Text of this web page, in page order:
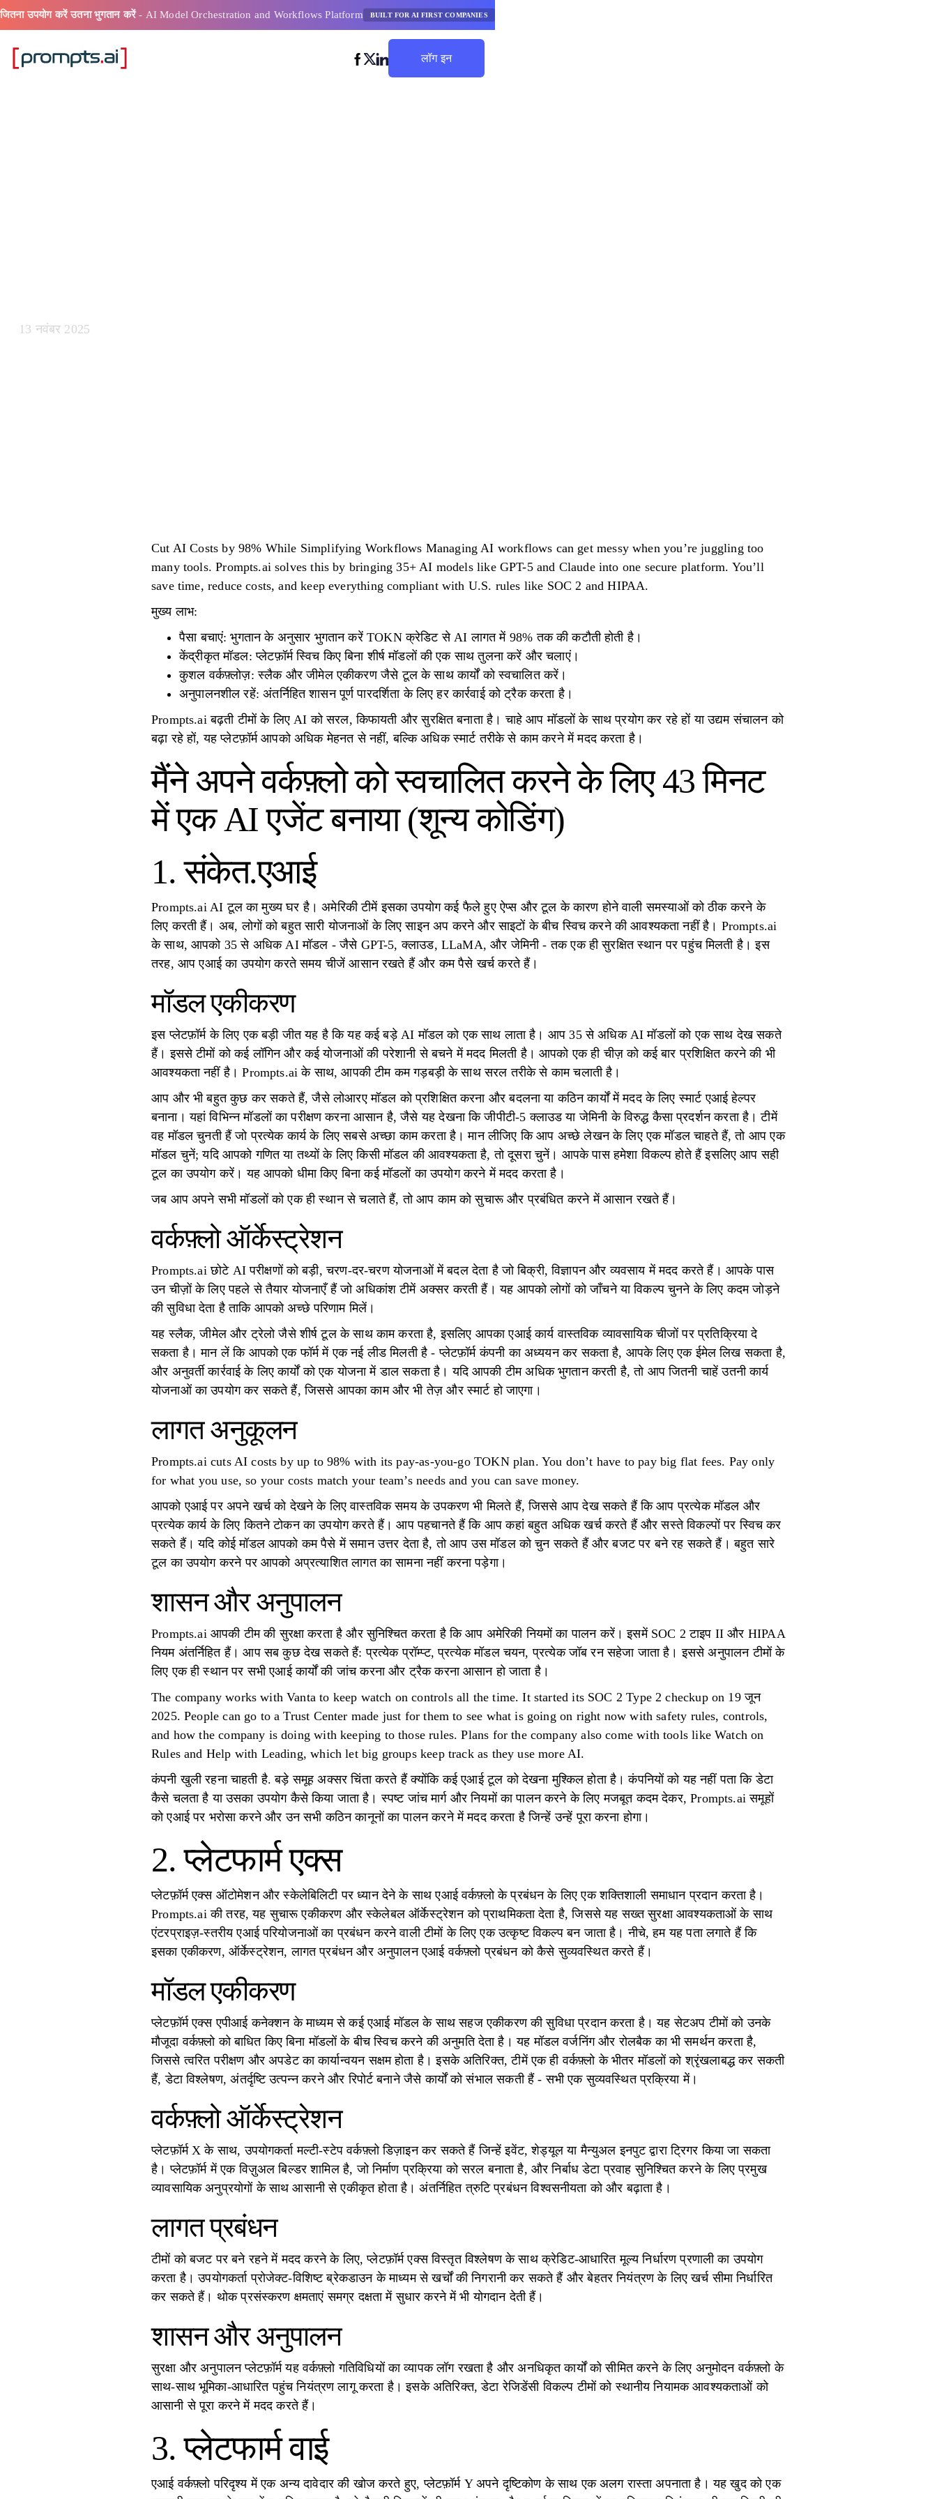
जितना उपयोग करें उतना भुगतान करें- AI Model Orchestration and Workflows Platform BUILT FOR AI FIRST COMPANIES
लॉग इन
13 नवंबर 2025
Cut AI Costs by 98% While Simplifying Workflows Managing AI workflows can get messy when you’re juggling too
many tools. Prompts.ai solves this by bringing 35+ AI models like GPT-5 and Claude into one secure platform. You’ll
save time, reduce costs, and keep everything compliant with U.S. rules like SOC 2 and HIPAA.
मुख्य लाभ:
पैसा बचाएं: भुगतान के अनुसार भुगतान करें TOKN क्रेडिट से AI लागत में 98% तक की कटौती होती है।
केंद्रीकृत मॉडल: प्लेटफ़ॉर्म स्विच किए बिना शीर्ष मॉडलों की एक साथ तुलना करें और चलाएं।
कुशल वर्कफ़्लोज़: स्लैक और जीमेल एकीकरण जैसे टूल के साथ कार्यों को स्वचालित करें।
अनुपालनशील रहें: अंतर्निहित शासन पूर्ण पारदर्शिता के लिए हर कार्रवाई को ट्रैक करता है।
Prompts.ai बढ़ती टीमों के लिए AI को सरल, किफायती और सुरक्षित बनाता है। चाहे आप मॉडलों के साथ प्रयोग कर रहे हों या उद्यम संचालन को
बढ़ा रहे हों, यह प्लेटफ़ॉर्म आपको अधिक मेहनत से नहीं, बल्कि अधिक स्मार्ट तरीके से काम करने में मदद करता है।
मैंने अपने वर्कफ़्लो को स्वचालित करने के लिए 43 मिनट
में एक AI एजेंट बनाया (शून्य कोडिंग)
1. संकेत.एआई
Prompts.ai AI टूल का मुख्य घर है। अमेरिकी टीमें इसका उपयोग कई फैले हुए ऐप्स और टूल के कारण होने वाली समस्याओं को ठीक करने के
लिए करती हैं। अब, लोगों को बहुत सारी योजनाओं के लिए साइन अप करने और साइटों के बीच स्विच करने की आवश्यकता नहीं है। Prompts.ai
के साथ, आपको 35 से अधिक AI मॉडल - जैसे GPT-5, क्लाउड, LLaMA, और जेमिनी - तक एक ही सुरक्षित स्थान पर पहुंच मिलती है। इस
तरह, आप एआई का उपयोग करते समय चीजें आसान रखते हैं और कम पैसे खर्च करते हैं।
मॉडल एकीकरण
इस प्लेटफ़ॉर्म के लिए एक बड़ी जीत यह है कि यह कई बड़े AI मॉडल को एक साथ लाता है। आप 35 से अधिक AI मॉडलों को एक साथ देख सकते
हैं। इससे टीमों को कई लॉगिन और कई योजनाओं की परेशानी से बचने में मदद मिलती है। आपको एक ही चीज़ को कई बार प्रशिक्षित करने की भी
आवश्यकता नहीं है। Prompts.ai के साथ, आपकी टीम कम गड़बड़ी के साथ सरल तरीके से काम चलाती है।
आप और भी बहुत कुछ कर सकते हैं, जैसे लोआरए मॉडल को प्रशिक्षित करना और बदलना या कठिन कार्यों में मदद के लिए स्मार्ट एआई हेल्पर
बनाना। यहां विभिन्न मॉडलों का परीक्षण करना आसान है, जैसे यह देखना कि जीपीटी-5 क्लाउड या जेमिनी के विरुद्ध कैसा प्रदर्शन करता है। टीमें
वह मॉडल चुनती हैं जो प्रत्येक कार्य के लिए सबसे अच्छा काम करता है। मान लीजिए कि आप अच्छे लेखन के लिए एक मॉडल चाहते हैं, तो आप एक
मॉडल चुनें; यदि आपको गणित या तथ्यों के लिए किसी मॉडल की आवश्यकता है, तो दूसरा चुनें। आपके पास हमेशा विकल्प होते हैं इसलिए आप सही
टूल का उपयोग करें। यह आपको धीमा किए बिना कई मॉडलों का उपयोग करने में मदद करता है।
जब आप अपने सभी मॉडलों को एक ही स्थान से चलाते हैं, तो आप काम को सुचारू और प्रबंधित करने में आसान रखते हैं।
वर्कफ़्लो ऑर्केस्ट्रेशन
Prompts.ai छोटे AI परीक्षणों को बड़ी, चरण-दर-चरण योजनाओं में बदल देता है जो बिक्री, विज्ञापन और व्यवसाय में मदद करते हैं। आपके पास
उन चीज़ों के लिए पहले से तैयार योजनाएँ हैं जो अधिकांश टीमें अक्सर करती हैं। यह आपको लोगों को जाँचने या विकल्प चुनने के लिए कदम जोड़ने
की सुविधा देता है ताकि आपको अच्छे परिणाम मिलें।
यह स्लैक, जीमेल और ट्रेलो जैसे शीर्ष टूल के साथ काम करता है, इसलिए आपका एआई कार्य वास्तविक व्यावसायिक चीजों पर प्रतिक्रिया दे
सकता है। मान लें कि आपको एक फॉर्म में एक नई लीड मिलती है - प्लेटफ़ॉर्म कंपनी का अध्ययन कर सकता है, आपके लिए एक ईमेल लिख सकता है,
और अनुवर्ती कार्रवाई के लिए कार्यों को एक योजना में डाल सकता है। यदि आपकी टीम अधिक भुगतान करती है, तो आप जितनी चाहें उतनी कार्य
योजनाओं का उपयोग कर सकते हैं, जिससे आपका काम और भी तेज़ और स्मार्ट हो जाएगा।
लागत अनुकूलन
Prompts.ai cuts AI costs by up to 98% with its pay-as-you-go TOKN plan. You don’t have to pay big flat fees. Pay only
for what you use, so your costs match your team’s needs and you can save money.
आपको एआई पर अपने खर्च को देखने के लिए वास्तविक समय के उपकरण भी मिलते हैं, जिससे आप देख सकते हैं कि आप प्रत्येक मॉडल और
प्रत्येक कार्य के लिए कितने टोकन का उपयोग करते हैं। आप पहचानते हैं कि आप कहां बहुत अधिक खर्च करते हैं और सस्ते विकल्पों पर स्विच कर
सकते हैं। यदि कोई मॉडल आपको कम पैसे में समान उत्तर देता है, तो आप उस मॉडल को चुन सकते हैं और बजट पर बने रह सकते हैं। बहुत सारे
टूल का उपयोग करने पर आपको अप्रत्याशित लागत का सामना नहीं करना पड़ेगा।
शासन और अनुपालन
Prompts.ai आपकी टीम की सुरक्षा करता है और सुनिश्चित करता है कि आप अमेरिकी नियमों का पालन करें। इसमें SOC 2 टाइप II और HIPAA
नियम अंतर्निहित हैं। आप सब कुछ देख सकते हैं: प्रत्येक प्रॉम्प्ट, प्रत्येक मॉडल चयन, प्रत्येक जॉब रन सहेजा जाता है। इससे अनुपालन टीमों के
लिए एक ही स्थान पर सभी एआई कार्यों की जांच करना और ट्रैक करना आसान हो जाता है।
The company works with Vanta to keep watch on controls all the time. It started its SOC 2 Type 2 checkup on 19 जून
2025. People can go to a Trust Center made just for them to see what is going on right now with safety rules, controls,
and how the company is doing with keeping to those rules. Plans for the company also come with tools like Watch on
Rules and Help with Leading, which let big groups keep track as they use more AI.
कंपनी खुली रहना चाहती है. बड़े समूह अक्सर चिंता करते हैं क्योंकि कई एआई टूल को देखना मुश्किल होता है। कंपनियों को यह नहीं पता कि डेटा
कैसे चलता है या उसका उपयोग कैसे किया जाता है। स्पष्ट जांच मार्ग और नियमों का पालन करने के लिए मजबूत कदम देकर, Prompts.ai समूहों
को एआई पर भरोसा करने और उन सभी कठिन कानूनों का पालन करने में मदद करता है जिन्हें उन्हें पूरा करना होगा।
2. प्लेटफार्म एक्स
प्लेटफ़ॉर्म एक्स ऑटोमेशन और स्केलेबिलिटी पर ध्यान देने के साथ एआई वर्कफ़्लो के प्रबंधन के लिए एक शक्तिशाली समाधान प्रदान करता है।
Prompts.ai की तरह, यह सुचारू एकीकरण और स्केलेबल ऑर्केस्ट्रेशन को प्राथमिकता देता है, जिससे यह सख्त सुरक्षा आवश्यकताओं के साथ
एंटरप्राइज़-स्तरीय एआई परियोजनाओं का प्रबंधन करने वाली टीमों के लिए एक उत्कृष्ट विकल्प बन जाता है। नीचे, हम यह पता लगाते हैं कि
इसका एकीकरण, ऑर्केस्ट्रेशन, लागत प्रबंधन और अनुपालन एआई वर्कफ़्लो प्रबंधन को कैसे सुव्यवस्थित करते हैं।
मॉडल एकीकरण
प्लेटफ़ॉर्म एक्स एपीआई कनेक्शन के माध्यम से कई एआई मॉडल के साथ सहज एकीकरण की सुविधा प्रदान करता है। यह सेटअप टीमों को उनके
मौजूदा वर्कफ़्लो को बाधित किए बिना मॉडलों के बीच स्विच करने की अनुमति देता है। यह मॉडल वर्जनिंग और रोलबैक का भी समर्थन करता है,
जिससे त्वरित परीक्षण और अपडेट का कार्यान्वयन सक्षम होता है। इसके अतिरिक्त, टीमें एक ही वर्कफ़्लो के भीतर मॉडलों को श्रृंखलाबद्ध कर सकती
हैं, डेटा विश्लेषण, अंतर्दृष्टि उत्पन्न करने और रिपोर्ट बनाने जैसे कार्यों को संभाल सकती हैं - सभी एक सुव्यवस्थित प्रक्रिया में।
वर्कफ़्लो ऑर्केस्ट्रेशन
प्लेटफ़ॉर्म X के साथ, उपयोगकर्ता मल्टी-स्टेप वर्कफ़्लो डिज़ाइन कर सकते हैं जिन्हें इवेंट, शेड्यूल या मैन्युअल इनपुट द्वारा ट्रिगर किया जा सकता
है। प्लेटफ़ॉर्म में एक विज़ुअल बिल्डर शामिल है, जो निर्माण प्रक्रिया को सरल बनाता है, और निर्बाध डेटा प्रवाह सुनिश्चित करने के लिए प्रमुख
व्यावसायिक अनुप्रयोगों के साथ आसानी से एकीकृत होता है। अंतर्निहित त्रुटि प्रबंधन विश्वसनीयता को और बढ़ाता है।
लागत प्रबंधन
टीमों को बजट पर बने रहने में मदद करने के लिए, प्लेटफ़ॉर्म एक्स विस्तृत विश्लेषण के साथ क्रेडिट-आधारित मूल्य निर्धारण प्रणाली का उपयोग
करता है। उपयोगकर्ता प्रोजेक्ट-विशिष्ट ब्रेकडाउन के माध्यम से खर्चों की निगरानी कर सकते हैं और बेहतर नियंत्रण के लिए खर्च सीमा निर्धारित
कर सकते हैं। थोक प्रसंस्करण क्षमताएं समग्र दक्षता में सुधार करने में भी योगदान देती हैं।
शासन और अनुपालन
सुरक्षा और अनुपालन प्लेटफ़ॉर्म यह वर्कफ़्लो गतिविधियों का व्यापक लॉग रखता है और अनधिकृत कार्यों को सीमित करने के लिए अनुमोदन वर्कफ़्लो के
साथ-साथ भूमिका-आधारित पहुंच नियंत्रण लागू करता है। इसके अतिरिक्त, डेटा रेजिडेंसी विकल्प टीमों को स्थानीय नियामक आवश्यकताओं को
आसानी से पूरा करने में मदद करते हैं।
3. प्लेटफार्म वाई
एआई वर्कफ़्लो परिदृश्य में एक अन्य दावेदार की खोज करते हुए, प्लेटफ़ॉर्म Y अपने दृष्टिकोण के साथ एक अलग रास्ता अपनाता है। यह खुद को एक